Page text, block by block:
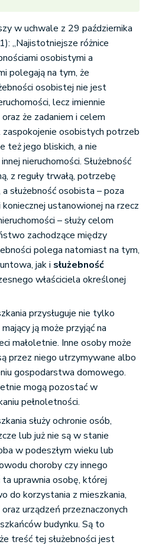
w uchwale z 29 października
„Najistotniejsze różnice
osobistymi a
polegają na tym, że
osobistej nie jest
lecz imiennie
że zadaniem i celem
osobistych potrzeb
też jego bliskich, a nie
nieruchomości. Służebność
z reguły trwałą, potrzebę
służebność osobista – poza
ustanowionej na rzecz
– służy celom
zachodzące między
polega natomiast na tym,
jak i służebność
właściciela określonej
przysługuje nie tylko
ją może przyjąć na
małoletnie. Inne osoby może
przez niego utrzymywane albo
gospodarstwa domowego.
mogą pozostać w
pełnoletności.
służy ochronie osób,
lub już nie są w stanie
w podeszłym wieku lub
choroby czy innego
ta uprawnia osobę, której
do korzystania z mieszkania,
urządzeń przeznaczonych
budynku. Są to
treść tej służebności jest